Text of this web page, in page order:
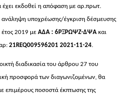
έχει εκδοθεί η απόφαση με αρ.πρωτ.
ανάληψη υποχρέωσης/έγκριση δέσμευσης
έτος 2019 μεΑΔΑ :6ΡΞΡΩΨΖ-ΔΨΑκαι
21REQ009596201 2021-11-24.
διαδικασία του άρθρου 27 του
προσφορά των διαγωνιζομένων, θα
επιμέρους ποσοστά έκπτωσης της